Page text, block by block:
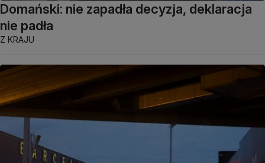
Domański: nie zapadła decyzja, deklaracja
nie padła
Z KRAJU